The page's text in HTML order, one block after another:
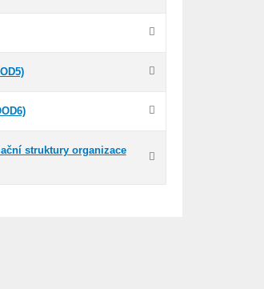
struktury organizace